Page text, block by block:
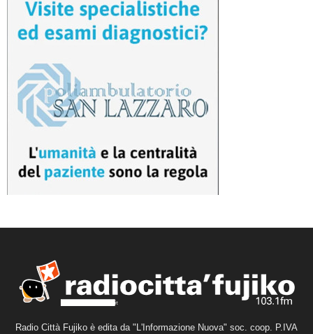
Radio Città Fujiko è edita da "L'Informazione Nuova" soc. coop. P.IVA